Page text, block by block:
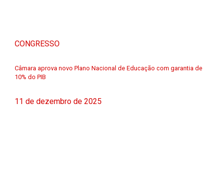
CONGRESSO
Câmara aprova novo Plano Nacional de Educação com garantia de
10% do PIB
11 de dezembro de 2025